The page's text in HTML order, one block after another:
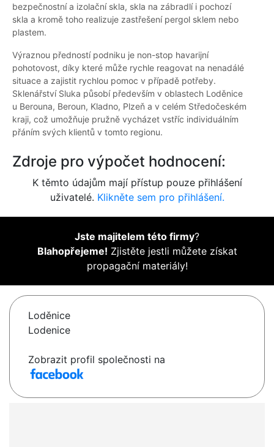
bezpečnostní a izolační skla, skla na zábradlí i pochozí
skla a kromě toho realizuje zastřešení pergol sklem nebo
plastem.
Výraznou předností podniku je non-stop havarijní
pohotovost, díky které může rychle reagovat na nenadálé
situace a zajistit rychlou pomoc v případě potřeby.
Sklenářství Sluka působí především v oblastech Loděnice
u Berouna, Beroun, Kladno, Plzeň a v celém Středočeském
kraji, což umožňuje pružně vycházet vstříc individuálním
přáním svých klientů v tomto regionu.
Zdroje pro výpočet hodnocení:
K těmto údajům mají přístup pouze přihlášení
uživatelé. Klikněte sem pro přihlášení.
Jste majitelem této firmy?
Blahopřejeme! Zjistěte jestli můžete získat
propagační materiály!
Loděnice
Lodenice
Zobrazit profil společnosti na